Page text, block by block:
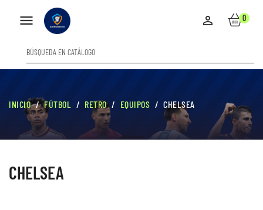
 0

INICIO FÚTBOL RETRO EQUIPOS CHELSEA
CHELSEA